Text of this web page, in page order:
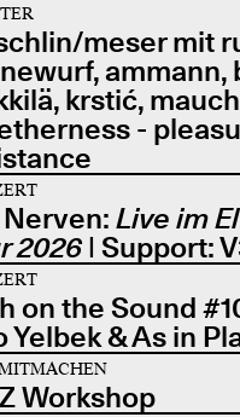
meser mit
ammann,
krstić,
-
Live im
2026| Support:
on the Sound
Yelbek & As in
Workshop